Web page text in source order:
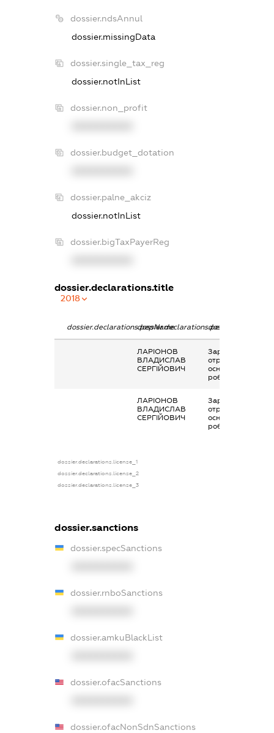
dossier.ndsAnnul
dossier.missingData
dossier.single_tax_reg
dossier.notInList
dossier.non_profit
dossier.budget_dotation
dossier.palne_akciz
dossier.notInList
dossier.bigTaxPayerReg
dossier.declarations.title
2018
dossier.declarations.pepNamedossier.declarations.personName
ЛАРІОНОВ
ВЛАДИСЛАВ
СЕРГІЙОВИЧ
Заробітна плата
отримана за
основним місцем
роботи
ЛАРІОНОВ
ВЛАДИСЛАВ
СЕРГІЙОВИЧ
Заробітна плата
отримана за
основним місцем
роботи
dossier.declarations.license_1
dossier.declarations.license_2
dossier.declarations.license_3
dossier.sanctions
dossier.specSanctions
dossier.rnboSanctions
dossier.amkuBlackList
dossier.ofacSanctions
dossier.ofacNonSdnSanctions